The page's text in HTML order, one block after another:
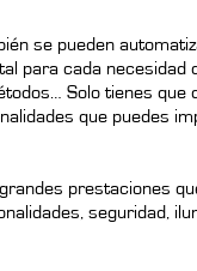
se pueden
para cada necesidad
Solo tienes que
que puedes
prestaciones
seguridad,